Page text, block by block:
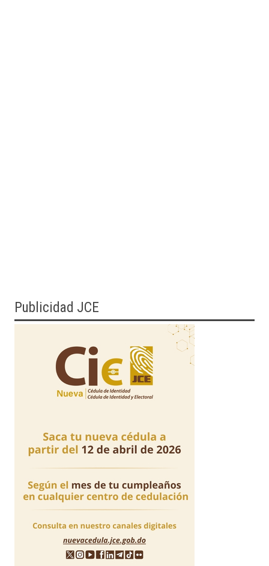
Publicidad JCE